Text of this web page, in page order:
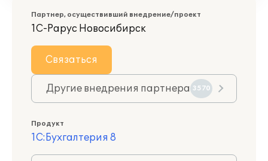
Партнер, осуществивший внедрение/проект
1С-Рарус Новосибирск
Связаться
Другие внедрения партнера 3570
Продукт
1С:Бухгалтерия 8